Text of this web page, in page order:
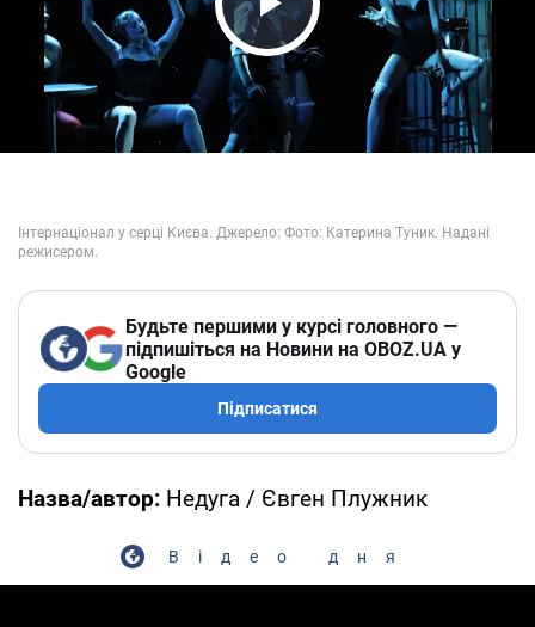
Play Video
Будьте першими у курсі головного —
підпишіться на Новини на OBOZ.UA у
Google
Підписатися
Назва/автор: Недуга / Євген Плужник
Відео дня